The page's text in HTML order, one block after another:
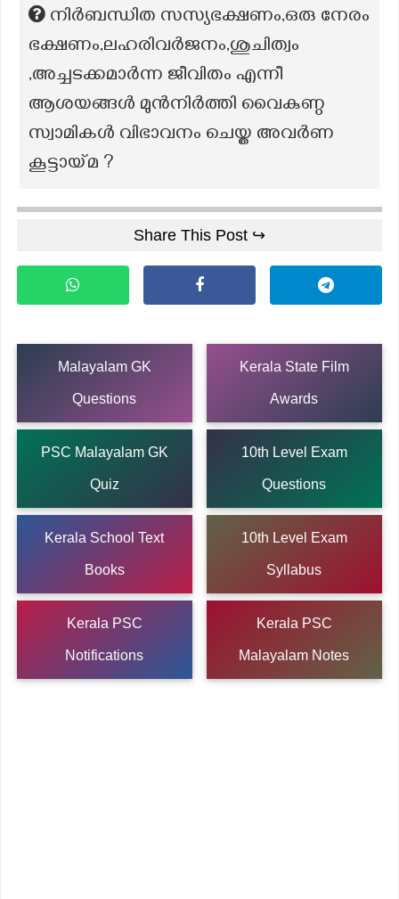
നിർബന്ധിത സസ്യഭക്ഷണം,ഒരു നേരം
ഭക്ഷണം,ലഹരിവർജനം,ശുചിത്വം
,അച്ചടക്കമാർന്ന ജീവിതം എന്നീ
ആശയങ്ങൾ മുൻനിർത്തി വൈകുണ്ഠ
സ്വാമികൾ വിഭാവനം ചെയ്ത അവർണ
കൂട്ടായ്മ ?
Share This Post ↪
Malayalam GK
Questions
Kerala State Film
Awards
PSC Malayalam GK
Quiz
10th Level Exam
Questions
Kerala School Text
Books
10th Level Exam
Syllabus
Kerala PSC
Notifications
Kerala PSC
Malayalam Notes